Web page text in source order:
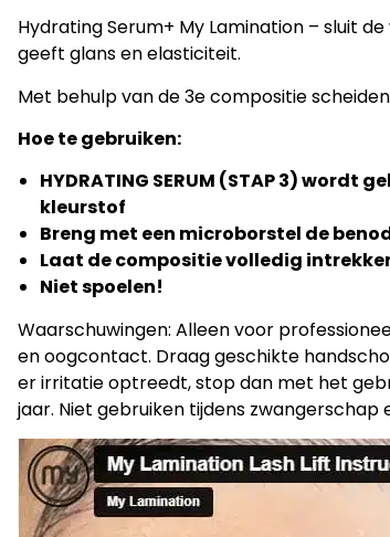
Hydrating Serum+ My Lamination – sluit
geeft glans en elasticiteit.
Met behulp van de 3e compositie
Hoe te gebruiken:
HYDRATING SERUM (STAP 3)
kleurstof
Breng met een microborstel de
Laat de compositie volledig
Niet spoelen!
Waarschuwingen: Alleen voor
en oogcontact. Draag geschikte
er irritatie optreedt, stop dan met het
jaar. Niet gebruiken tijdens zwangerschap